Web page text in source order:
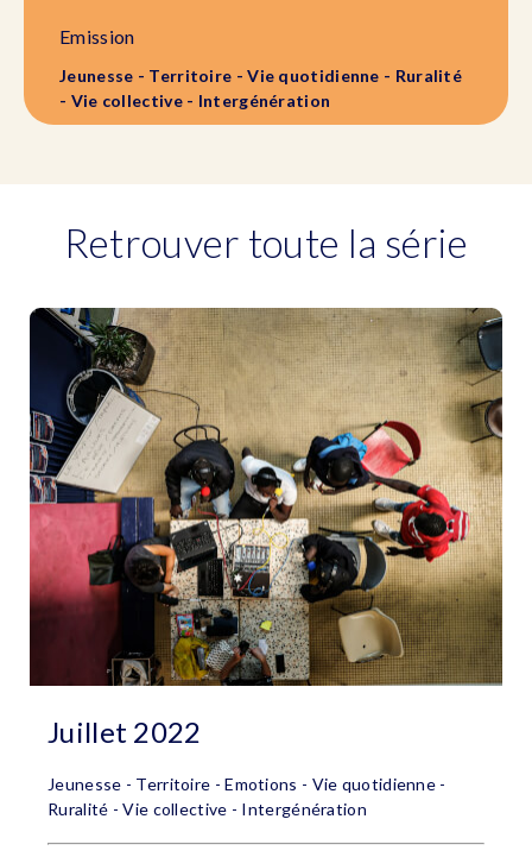
Emission
Jeunesse - Territoire - Vie quotidienne - Ruralité
- Vie collective - Intergénération
Retrouver toute la série
Juillet 2022
Jeunesse - Territoire - Emotions - Vie quotidienne -
Ruralité - Vie collective - Intergénération